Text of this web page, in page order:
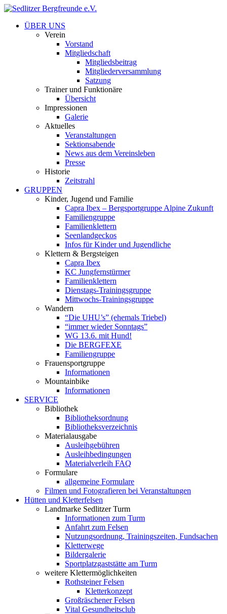
ÜBER UNS
Verein
Vorstand
Mitgliedschaft
Mitgliedsbeitrag
Mitgliederversammlung
Satzung
Trainer und Funktionäre
Übersicht
Impressionen
Galerie
Aktuelles
Veranstaltungen
Sektionsabende
News aus dem Vereinsleben
Presse
Historie
Zeitstrahl
GRUPPEN
Kinder, Jugend und Familie
Capra Ibex – Bergsportgruppe Alpine Zukunft
Familiengruppe
Familienklettern
Seenlandgeckos
Infos für Kinder und Jugendliche
Klettern & Bergsteigen
Capra Ibex
KC Jungfernstürmer
Familienklettern
Dienstags-Trainingsgruppe
Mittwochs-Trainingsgruppe
Wandern
“Die UHU’s” (ehemals Triebel)
“immer wieder Sonntags”
WG 13.6. mit Hund!
Die BERGFEXE
Familiengruppe
Frauensportgruppe
Informationen
Mountainbike
Informationen
SERVICE
Bibliothek
Bibliotheksordnung
Bibliotheksverzeichnis
Materialausgabe
Ausleihgebühren
Ausleihbedingungen
Materialverleih FAQ
Formulare
allgemeine Formulare
Filmen und Fotografieren bei Veranstaltungen
Hütten und Kletterfelsen
Landmarke Sedlitzer Turm
Informationen zum Turm
Anfahrt zum Felsen
Nutzungsordnung, Trainingszeiten, Fundsachen
Kletterwege
Bildergalerie
Sportplatzgaststätte am Turm
weitere Klettermöglichkeiten
Rothsteiner Felsen
Kletterkonzept
Großräschener Felsen
Vital Gesundheitsclub